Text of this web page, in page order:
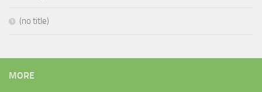
(no title)
MORE